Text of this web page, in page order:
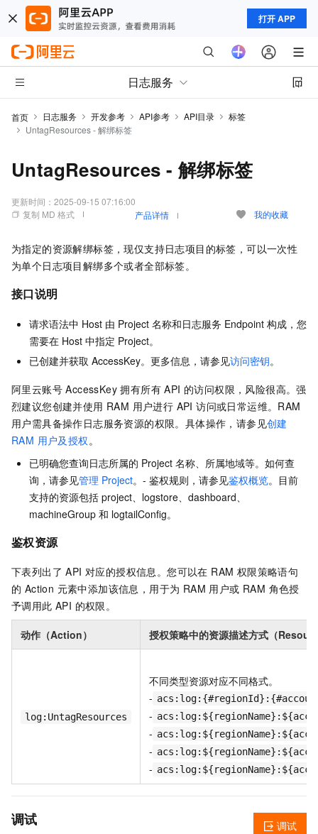
打开 APP
日志服务
首页 日志服务 开发参考 API参考 API目录
标签
UntagResources - 解绑标签
UntagResources - 解绑标签
更新时间： 2025-09-15 07:16:00
复制 MD 格式
产品详情 我的收藏
为指定的资源解绑标签，现仅支持日志项目的标签，可以一次性
为单个日志项目解绑多个或者全部标签。
接口说明
请求语法中 Host 由 Project 名称和日志服务 Endpoint 构成，您
需要在 Host 中指定 Project。
已创建并获取 AccessKey。更多信息，请参见访问密钥。
阿里云账号 AccessKey 拥有所有 API 的访问权限，风险很高。强
烈建议您创建并使用 RAM 用户进行 API 访问或日常运维。RAM
用户需具备操作日志服务资源的权限。具体操作，请参见创建
RAM 用户及授权 。
已明确您查询日志所属的 Project 名称、所属地域等。如何查
询，请参见管理 Project。- 鉴权规则，请参见鉴权概览。目前
支持的资源包括 project、logstore、dashboard、
machineGroup 和 logtailConfig。
鉴权资源
下表列出了 API 对应的授权信息。您可以在 RAM 权限策略语句
的 Action 元素中添加该信息，用于为 RAM 用户或 RAM 角色授
予调用此 API 的权限。
动作（Action） 授权策略中的资源描述方式（
log:UntagResources
不同类型资源对应不同格式。
-
-
-
-
-
调试 调试